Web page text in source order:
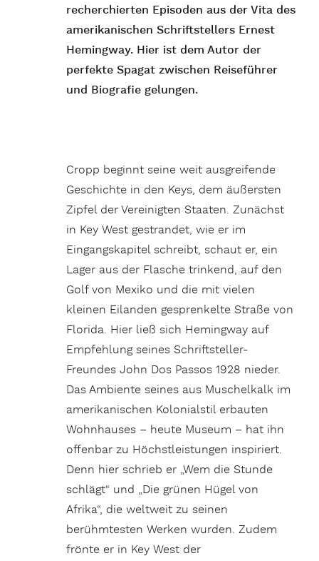
recherchierten Episoden aus der Vita des
amerikanischen Schriftstellers Ernest
Hemingway. Hier ist dem Autor der
perfekte Spagat zwischen Reiseführer
und Biografie gelungen.
Cropp beginnt seine weit ausgreifende
Geschichte in den Keys, dem äußersten
Zipfel der Vereinigten Staaten. Zunächst
in Key West gestrandet, wie er im
Eingangskapitel schreibt, schaut er, ein
Lager aus der Flasche trinkend, auf den
Golf von Mexiko und die mit vielen
kleinen Eilanden gesprenkelte Straße von
Florida. Hier ließ sich Hemingway auf
Empfehlung seines Schriftsteller-
Freundes John Dos Passos 1928 nieder.
Das Ambiente seines aus Muschelkalk im
amerikanischen Kolonialstil erbauten
Wohnhauses – heute Museum – hat ihn
offenbar zu Höchstleistungen inspiriert.
Denn hier schrieb er „Wem die Stunde
schlägt“ und „Die grünen Hügel von
Afrika“, die weltweit zu seinen
berühmtesten Werken wurden. Zudem
frönte er in Key West der